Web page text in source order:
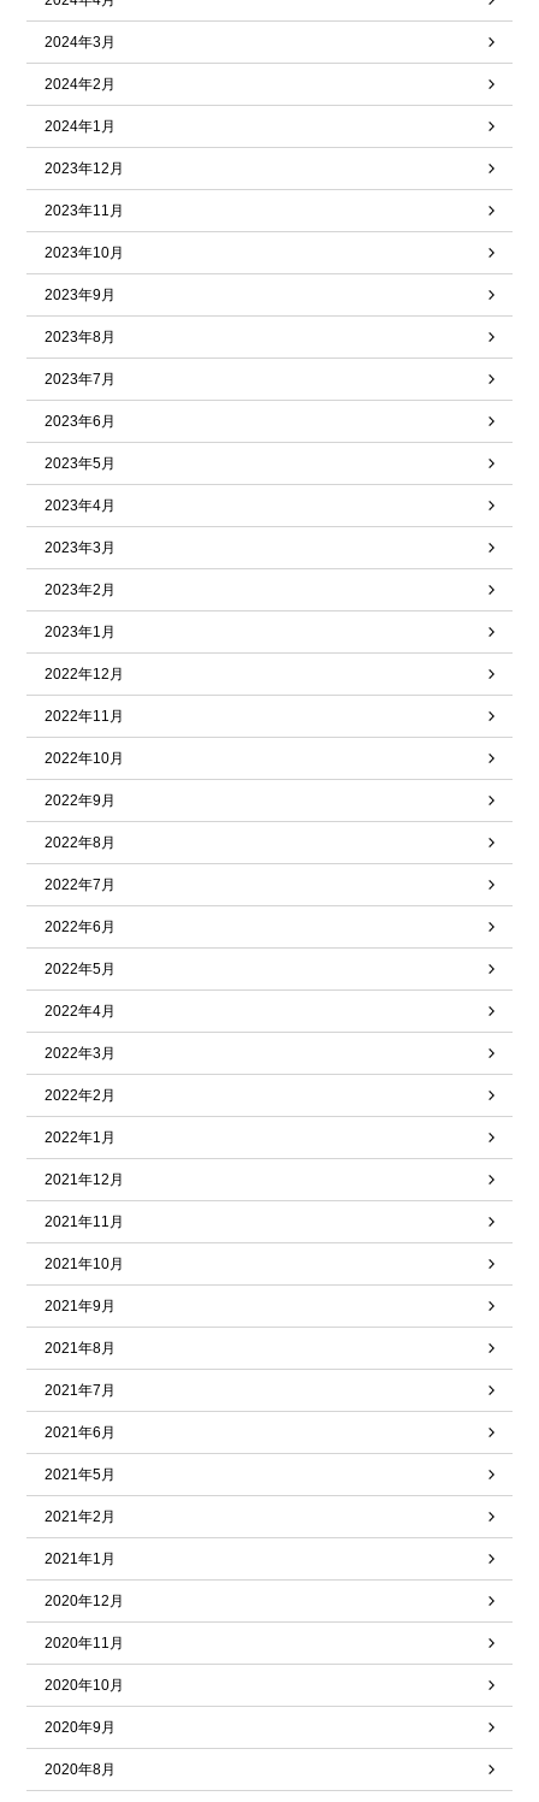
2024年3月
2024年2月
2024年1月
2023年12月
2023年11月
2023年10月
2023年9月
2023年8月
2023年7月
2023年6月
2023年5月
2023年4月
2023年3月
2023年2月
2023年1月
2022年12月
2022年11月
2022年10月
2022年9月
2022年8月
2022年7月
2022年6月
2022年5月
2022年4月
2022年3月
2022年2月
2022年1月
2021年12月
2021年11月
2021年10月
2021年9月
2021年8月
2021年7月
2021年6月
2021年5月
2021年2月
2021年1月
2020年12月
2020年11月
2020年10月
2020年9月
2020年8月